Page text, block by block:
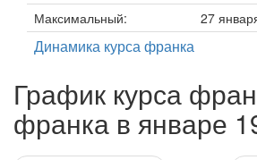
Максимальный:
27
Динамика курса франка
График курса
франка в январе